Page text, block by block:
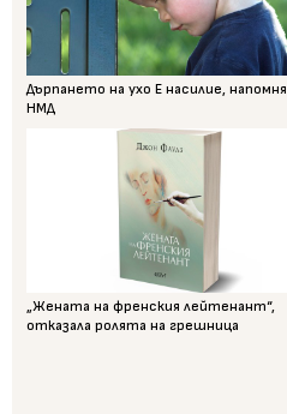
Дърпането на ухо Е насилие, напомня
НМД
„Жената на френския лейтенант“,
отказала ролята на грешница